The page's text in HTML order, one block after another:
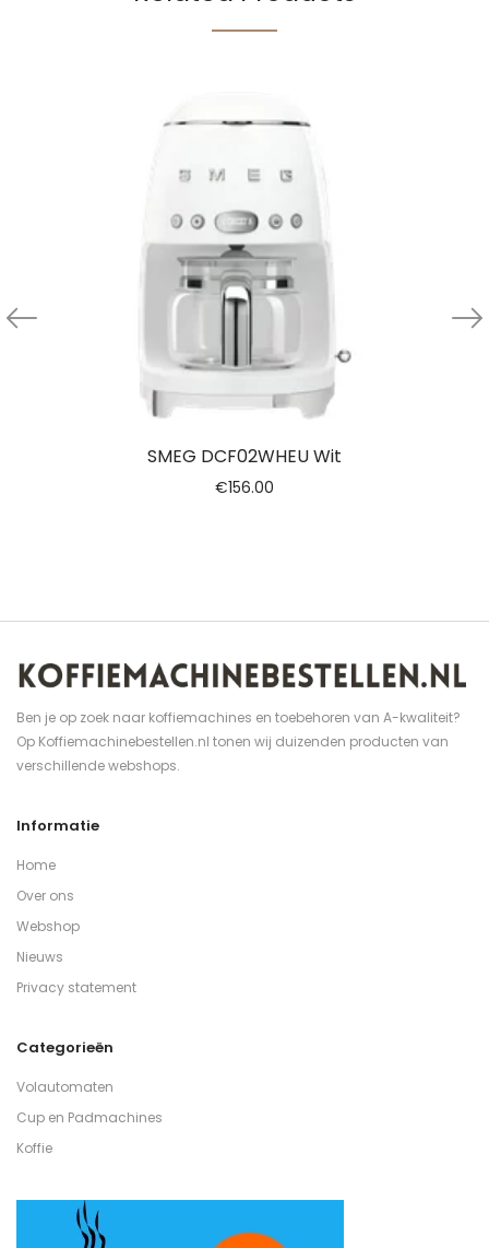
SMEG DCF02WHEU Wit
€156.00
Ben je op zoek naar koffiemachines en toebehoren van A-kwaliteit?
Op Koffiemachinebestellen.nl tonen wij duizenden producten van
verschillende webshops.
Informatie
Home
Over ons
Webshop
Nieuws
Privacy statement
Categorieën
Volautomaten
Cup en Padmachines
Koffie